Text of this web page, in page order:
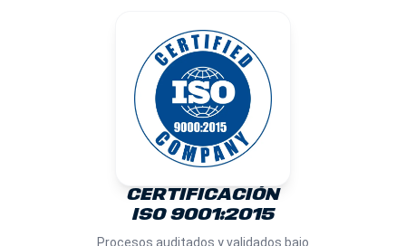
CERTIFICACIÓN
ISO 9001:2015
Procesos auditados y validados bajo